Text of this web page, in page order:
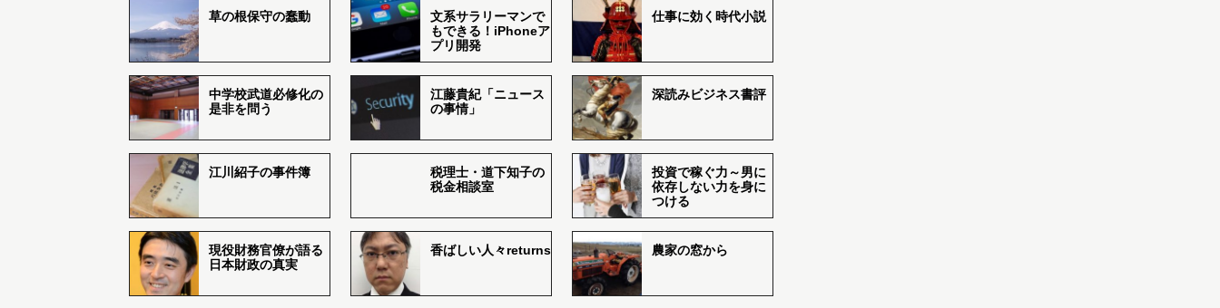
草の根保守の蠢動
文系サラリーマンで
もできる！iPhoneア
プリ開発
仕事に効く時代小説
中学校武道必修化の
是非を問う
江藤貴紀「ニュース
の事情」
深読みビジネス書評
江川紹子の事件簿
税理士・道下知子の
税金相談室
投資で稼ぐ力～男に
依存しない力を身に
つける
現役財務官僚が語る
日本財政の真実
香ばしい人々returns 農家の窓から